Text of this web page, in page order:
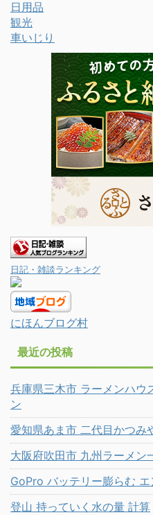
日用品
観光
車いじり
日記・雑談ランキング
にほんブログ村
最近の投稿
兵庫県三木市 ラーメンハウ
ン
愛知県あま市 二代目かつみ
大阪府吹田市 九州ラーメン
GoPro バッテリー膨らむ エ
登山 持っていく水の量 計算